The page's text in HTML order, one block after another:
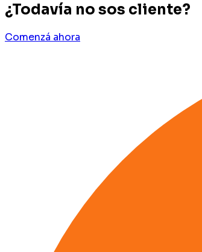
¿Todavía no sos cliente?
Comenzá ahora